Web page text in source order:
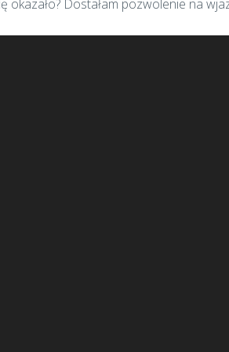
okazało? Dostałam pozwolenie na